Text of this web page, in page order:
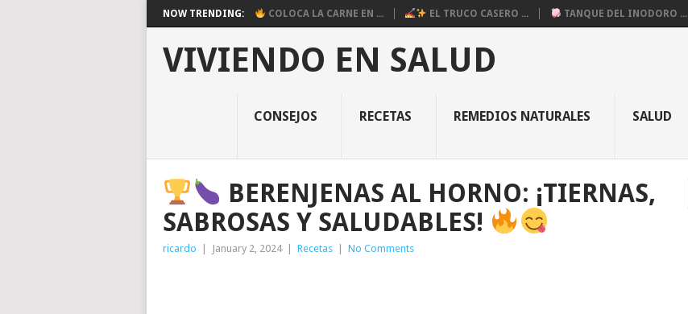
NOW TRENDING: COLOCA LA CARNE EN ... EL TRUCO CASERO ... TANQUE DEL INODORO ...
VIVIENDO EN SALUD
CONSEJOS RECETAS REMEDIOS NATURALES SALUD
BERENJENAS AL HORNO: ¡TIERNAS,
SABROSAS Y SALUDABLES!
ricardo | January 2, 2024 | Recetas | No Comments